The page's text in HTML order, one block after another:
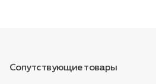
Сопутствующие товары